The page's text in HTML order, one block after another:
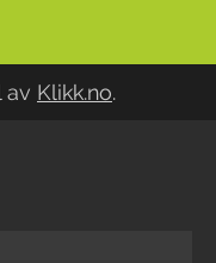
av Klikk.no.